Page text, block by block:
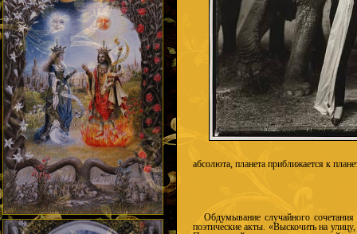
абсолюта, планета приближается к
Обдумывание случайного
поэтические акты. «Выскочить на